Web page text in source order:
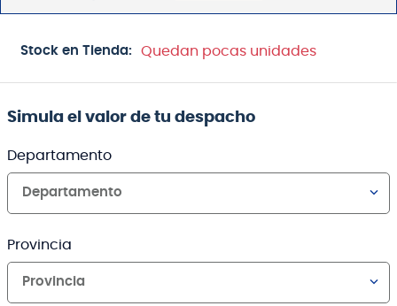
Stock en Tienda: Quedan pocas unidades
Simula el valor de tu despacho
Departamento
Departamento
Provincia
Provincia